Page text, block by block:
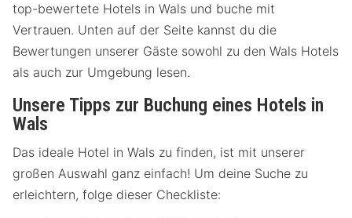
top-bewertete Hotels in Wals und buche mit
Vertrauen. Unten auf der Seite kannst du die
Bewertungen unserer Gäste sowohl zu den Wals Hotels
als auch zur Umgebung lesen.
Unsere Tipps zur Buchung eines Hotels in
Wals
Das ideale Hotel in Wals zu finden, ist mit unserer
großen Auswahl ganz einfach! Um deine Suche zu
erleichtern, folge dieser Checkliste: